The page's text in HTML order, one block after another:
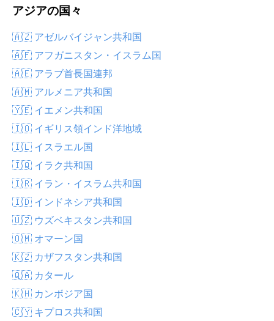
アジアの国々
🇦🇿 アゼルバイジャン共和国
🇦🇫 アフガニスタン・イスラム国
🇦🇪 アラブ首長国連邦
🇦🇲 アルメニア共和国
🇾🇪 イエメン共和国
🇮🇴 イギリス領インド洋地域
🇮🇱 イスラエル国
🇮🇶 イラク共和国
🇮🇷 イラン・イスラム共和国
🇮🇩 インドネシア共和国
🇺🇿 ウズベキスタン共和国
🇴🇲 オマーン国
🇰🇿 カザフスタン共和国
🇶🇦 カタール
🇰🇭 カンボジア国
🇨🇾 キプロス共和国